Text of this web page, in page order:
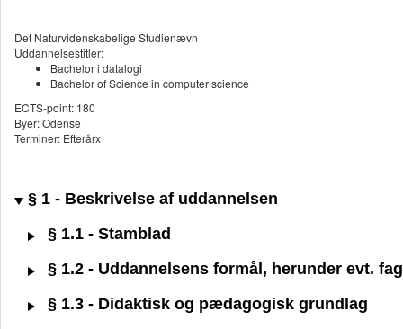
Det Naturvidenskabelige Studienævn
Uddannelsestitler:
Bachelor i datalogi
Bachelor of Science in computer science
ECTS-point: 180
Byer: Odense
Terminer: Efterårx
§ 1 - Beskrivelse af uddannelsen
§ 1.1 - Stamblad
§ 1.2 - Uddannelsens formål, herunder evt.
§ 1.3 - Didaktisk og pædagogisk grundlag